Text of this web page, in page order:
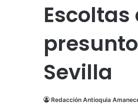
Escoltas
Sevilla
Redacción Antioquia